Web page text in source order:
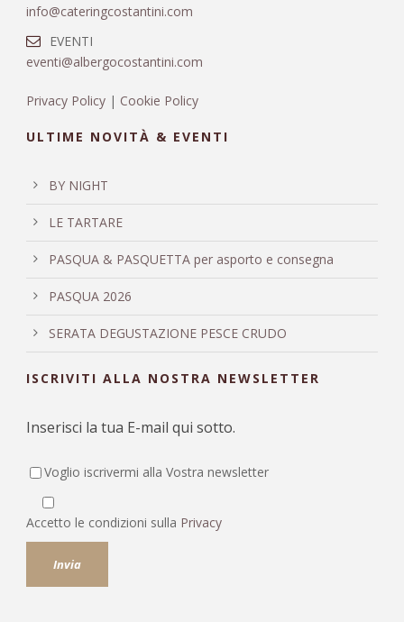
info@cateringcostantini.com
EVENTI
eventi@albergocostantini.com
Privacy Policy | Cookie Policy
ULTIME NOVITÀ & EVENTI
BY NIGHT
LE TARTARE
PASQUA & PASQUETTA per asporto e consegna
PASQUA 2026
SERATA DEGUSTAZIONE PESCE CRUDO
ISCRIVITI ALLA NOSTRA NEWSLETTER
Inserisci la tua E-mail qui sotto.
Voglio iscrivermi alla Vostra newsletter
Accetto le condizioni sulla Privacy